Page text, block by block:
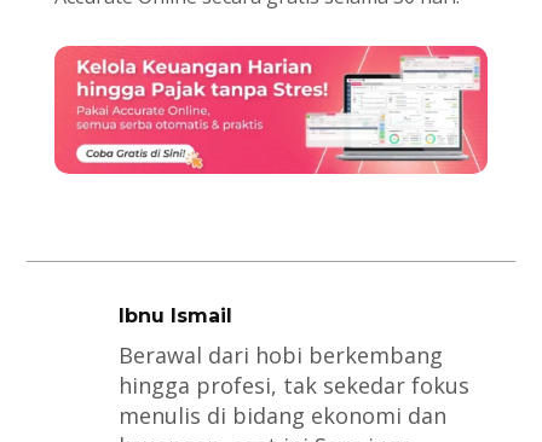
Ibnu Ismail
Berawal dari hobi berkembang
hingga profesi, tak sekedar fokus
menulis di bidang ekonomi dan